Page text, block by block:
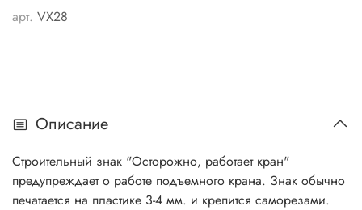
арт. VX28
Описание
Строительный знак "Осторожно, работает кран"
предупреждает о работе подъемного крана. Знак обычно
печатается на пластике 3-4 мм. и крепится саморезами.